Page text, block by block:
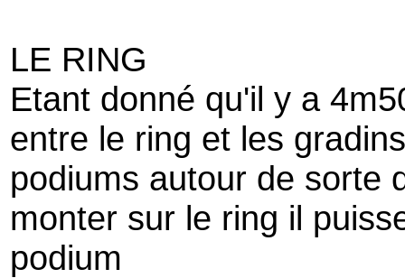
LE RING
Etant donné qu'il y a
entre le ring et les
podiums autour de sorte
monter sur le ring il
podium